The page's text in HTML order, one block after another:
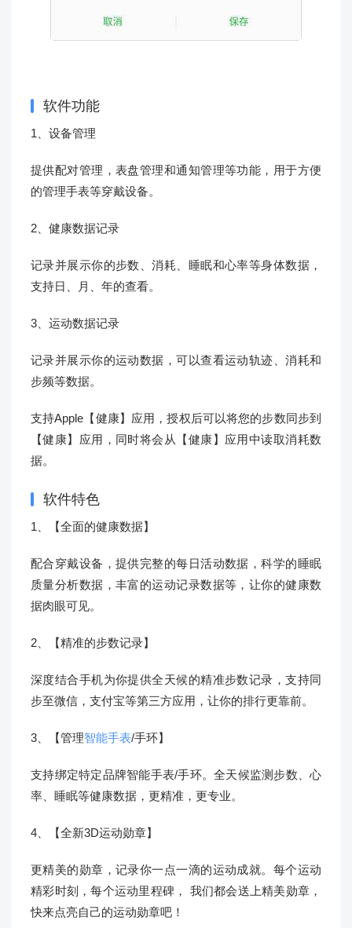
软件功能
1、设备管理
提供配对管理，表盘管理和通知管理等功能，用于方便
的管理手表等穿戴设备。
2、健康数据记录
记录并展示你的步数、消耗、睡眠和心率等身体数据，
支持日、月、年的查看。
3、运动数据记录
记录并展示你的运动数据，可以查看运动轨迹、消耗和
步频等数据。
支持Apple【健康】应用，授权后可以将您的步数同步到
【健康】应用，同时将会从【健康】应用中读取消耗数
据。
软件特色
1、【全面的健康数据】
配合穿戴设备，提供完整的每日活动数据，科学的睡眠
质量分析数据，丰富的运动记录数据等，让你的健康数
据肉眼可见。
2、【精准的步数记录】
深度结合手机为你提供全天候的精准步数记录，支持同
步至微信，支付宝等第三方应用，让你的排行更靠前。
3、【管理智能手表/手环】
支持绑定特定品牌智能手表/手环。全天候监测步数、心
率、睡眠等健康数据，更精准，更专业。
4、【全新3D运动勋章】
更精美的勋章，记录你一点一滴的运动成就。每个运动
精彩时刻，每个运动里程碑， 我们都会送上精美勋章，
快来点亮自己的运动勋章吧！